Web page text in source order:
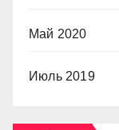
Май 2020
Июль 2019